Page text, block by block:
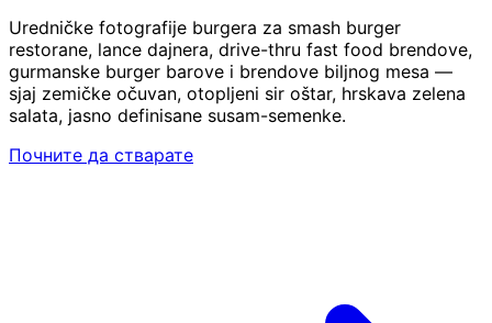
Uredničke fotografije burgera za smash burger
restorane, lance dajnera, drive-thru fast food brendove,
gurmanske burger barove i brendove biljnog mesa —
sjaj zemičke očuvan, otopljeni sir oštar, hrskava zelena
salata, jasno definisane susam-semenke.
Почните да стварате